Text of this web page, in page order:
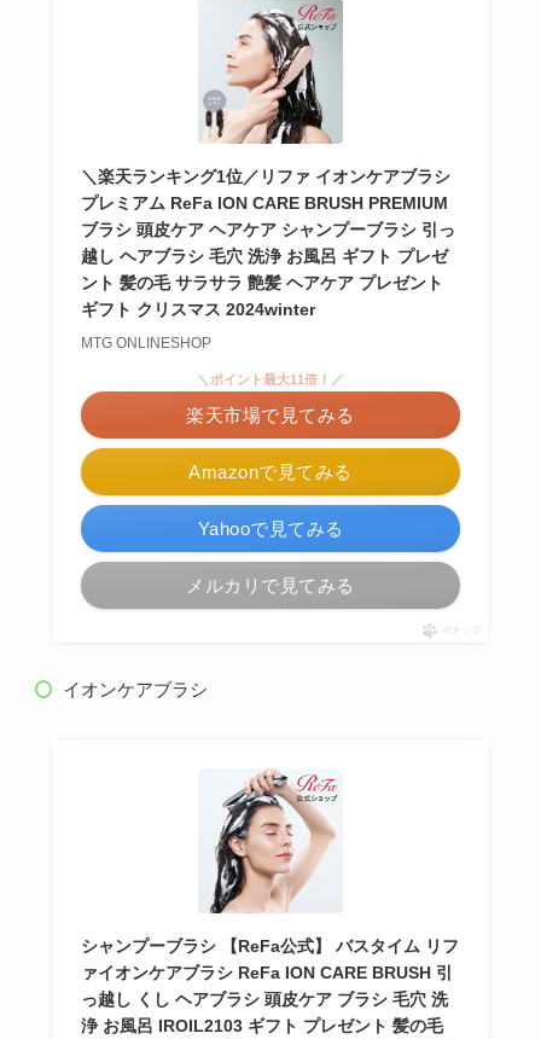
・ビックカメラ新宿東
口店 1F
・ヨドバシカメラマル
チメディア横浜店 1F
・ビックカメラ千葉店
2F
＼楽天ランキング1位／リファ イオンケアブラシ
プレミアム ReFa ION CARE BRUSH PREMIUM
ブラシ 頭皮ケア ヘアケア シャンプーブラシ 引っ
越し ヘアブラシ 毛穴 洗浄 お風呂 ギフト プレゼ
ント 髪の毛 サラサラ 艶髪 ヘアケア プレゼント
ギフト クリスマス 2024winter
MTG ONLINESHOP
Amazonで見てみる
＼ポイント最大11倍！／
楽天市場で見てみる
Yahooで見てみる
メルカリで見てみる
ポチップ
イオンケアブラシ
シャンプーブラシ 【ReFa公式】 バスタイム リフ
ァイオンケアブラシ ReFa ION CARE BRUSH 引
っ越し くし ヘアブラシ 頭皮ケア ブラシ 毛穴 洗
浄 お風呂 IROIL2103 ギフト プレゼント 髪の毛